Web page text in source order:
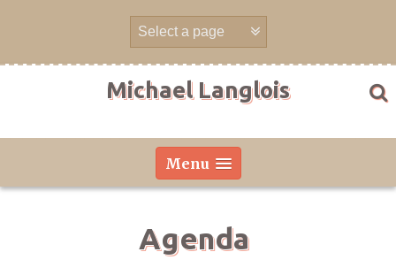
Michael Langlois
Menu
Agenda